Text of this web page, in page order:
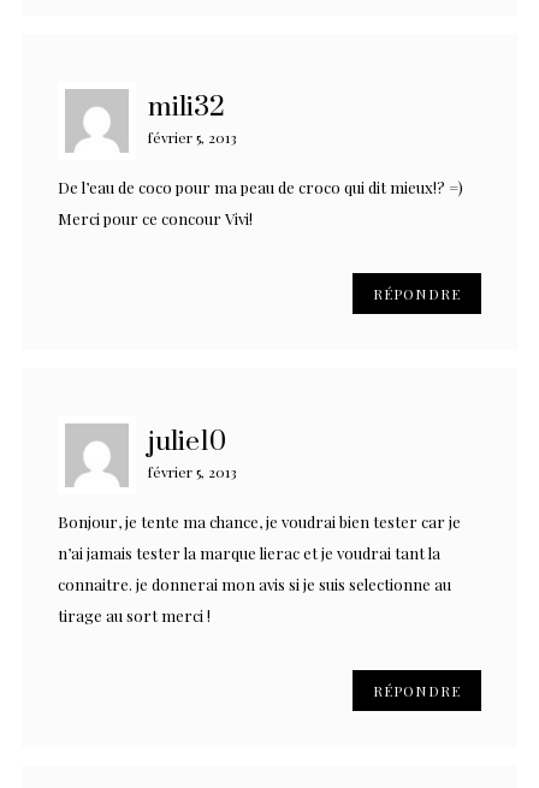
mili32
février 5, 2013
De l’eau de coco pour ma peau de croco qui dit mieux!? =)
Merci pour ce concour Vivi!
RÉPONDRE
julie10
février 5, 2013
Bonjour, je tente ma chance, je voudrai bien tester car je
n’ai jamais tester la marque lierac et je voudrai tant la
connaitre. je donnerai mon avis si je suis selectionne au
tirage au sort merci !
RÉPONDRE